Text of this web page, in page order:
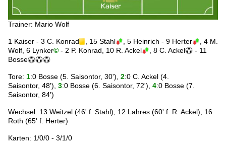
Trainer: Mario Wolf
1 Kaiser - 3 C. Konrad , 15 Stahl , 5 Heinrich - 9 Herter
, 4 M.
Wolf, 6 Lynker© - 2 P. Konrad, 10 R. Ackel , 8 C. Ackel
- 11
Bosse
Tore: 1:0 Bosse (5. Saisontor, 30'), 2:0 C. Ackel (4.
Saisontor, 48'), 3:0 Bosse (6. Saisontor, 72'), 4:0 Bosse (7.
Saisontor, 84')
Wechsel: 13 Weitzel (46' f. Stahl), 12 Lahres (60' f. R. Ackel), 16
Roth (65' f. Herter)
Karten: 1/0/0 - 3/1/0